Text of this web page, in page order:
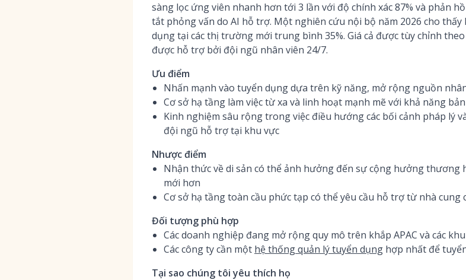
sàng lọc ứng viên nhanh hơn tới 3 lần với độ chính xác 87% và phản
tắt phỏng vấn do AI hỗ trợ. Một nghiên cứu nội bộ năm 2026 cho
dụng tại các thị trường mới trung bình 35%. Giá cả được tùy chỉnh
được hỗ trợ bởi đội ngũ nhân viên 24/7.
Ưu điểm
Nhấn mạnh vào tuyển dụng dựa trên kỹ năng, mở rộng nguồn
Cơ sở hạ tầng làm việc từ xa và linh hoạt mạnh mẽ với khả năng
Kinh nghiệm sâu rộng trong việc điều hướng các bối cảnh pháp lý
đội ngũ hỗ trợ tại khu vực
Nhược điểm
Nhận thức về di sản có thể ảnh hưởng đến sự cộng hưởng
mới hơn
Cơ sở hạ tầng toàn cầu phức tạp có thể yêu cầu hỗ trợ từ nhà cung
Đối tượng phù hợp
Các doanh nghiệp đang mở rộng quy mô trên khắp APAC và các
Các công ty cần một hệ thống quản lý tuyển dụng hợp nhất để
Tại sao chúng tôi yêu thích họ